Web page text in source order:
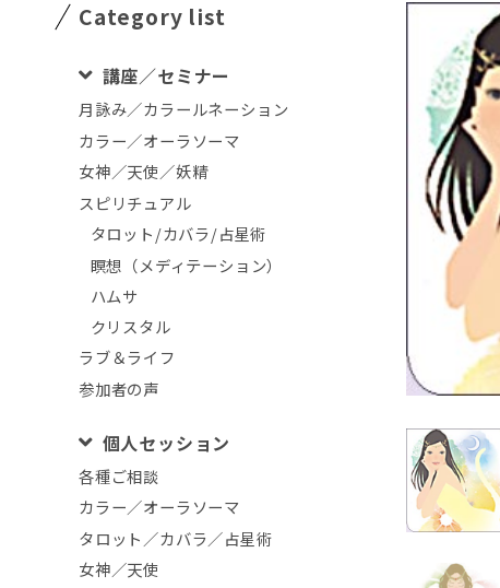
Category list
講座／セミナー
月詠み／カラールネーション
カラー／オーラソーマ
女神／天使／妖精
スピリチュアル
タロット/カバラ/占星術
瞑想（メディテーション）
ハムサ
クリスタル
ラブ＆ライフ
参加者の声
個人セッション
各種ご相談
カラー／オーラソーマ
タロット／カバラ／占星術
女神／天使